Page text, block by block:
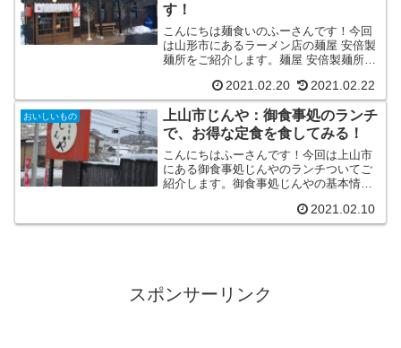
す！
こんにちは麺食いのふーさんです！今回
は山形市にあるラーメン店の麺屋 安倍製
麺所をご紹介します。麺屋 安倍製麺所の
にあります。以前めんこいやというラー
メン店だったところにオープンしたお店
です。こちらはらー...
2021.02.20 2021.02.22
おいしいもの
上山市じんや：御食事処のランチ
で、お得な定食を食してみる！
こんにちはふーさんです！今回は上山市
にある御食事処じんやのランチついてご
紹介します。御食事処じんやの基本情報
です。ジャンルは和食のお店になりま
す。TEL 023-673-6846住所 上山市軽
2021.02.10
スポンサーリンク